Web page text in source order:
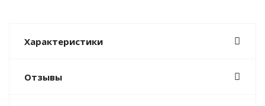
Характеристики
Отзывы